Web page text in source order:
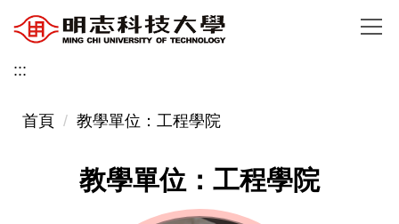
到
主
內
:::
首頁 教學單位：工程學院
教學單位：工程學院